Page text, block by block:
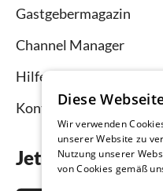
Gastgebermagazin
Channel Manager
Hilfe Vermieter
Kontakt
Jetzt die App
Diese
Wir verwenden
unserer Website zu
Nutzung unserer
von Cookies gemäß